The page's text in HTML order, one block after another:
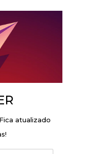
atualizado